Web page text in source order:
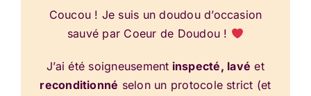
Coucou ! Je suis un doudou d’occasion
sauvé par Coeur de Doudou !
J’ai été soigneusement inspecté, lavé et
reconditionné selon un protocole strict (et